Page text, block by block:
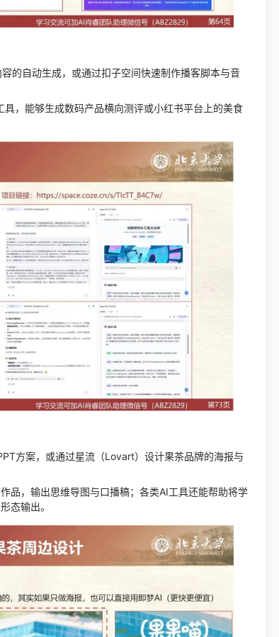
的自动生成，或通过扣子空间快速制作播客脚本与音
，能够生成数码产品横向测评或小红书平台上的美食
方案，或通过星流（Lovart）设计果茶品牌的海报与
品，输出思维导图与口播稿；各类AI工具还能帮助将学
态输出。